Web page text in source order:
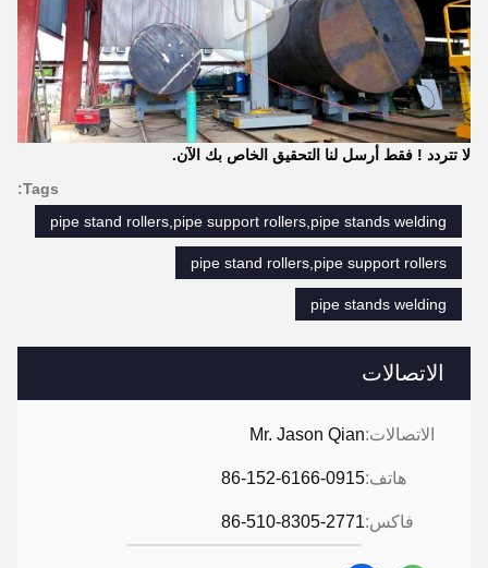
الاتصالات
الاتصالات:Mr. Jason Qian
هاتف:86-152-6166-0915
فاكس:86-510-8305-2771
لا تتردد ! فقط أرسل لنا التحقيق الخاص بك الآن.
Tags:
pipe stand rollers,pipe support rollers,pipe stands welding
pipe stand rollers,pipe support rollers
pipe stands welding